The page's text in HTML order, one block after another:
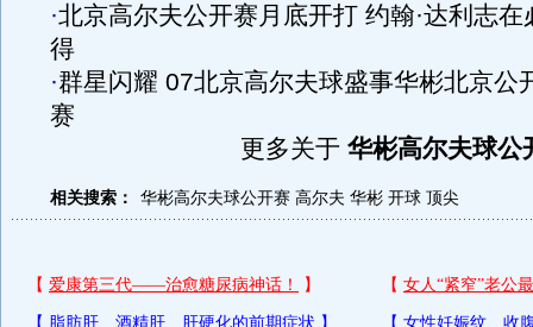
·北京高尔夫公开赛月底开打 约翰·达利志在
得
·群星闪耀 07北京高尔夫球盛事华彬北京公
赛
更多关于 华彬高尔夫球公
相关搜索： 华彬高尔夫球公开赛 高尔夫 华彬 开球 顶尖